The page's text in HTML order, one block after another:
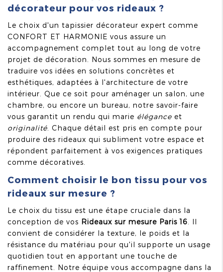
décorateur pour vos rideaux ?
Le choix d'un tapissier décorateur expert comme
CONFORT ET HARMONIE vous assure un
accompagnement complet tout au long de votre
projet de décoration. Nous sommes en mesure de
traduire vos idées en solutions concrètes et
esthétiques, adaptées à l'architecture de votre
intérieur. Que ce soit pour aménager un salon, une
chambre, ou encore un bureau, notre savoir-faire
vous garantit un rendu qui marie élégance et
originalité . Chaque détail est pris en compte pour
produire des rideaux qui subliment votre espace et
répondent parfaitement à vos exigences pratiques
comme décoratives.
Comment choisir le bon tissu pour vos
rideaux sur mesure ?
Le choix du tissu est une étape cruciale dans la
conception de vos Rideaux sur mesure Paris 16 . Il
convient de considérer la texture, le poids et la
résistance du matériau pour qu'il supporte un usage
quotidien tout en apportant une touche de
raffinement. Notre équipe vous accompagne dans la